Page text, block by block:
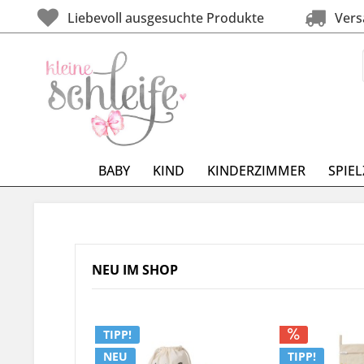
Liebevoll ausgesuchte Produkte
BABY KIND KINDERZIMMER
NEU IM SHOP
TIPP!